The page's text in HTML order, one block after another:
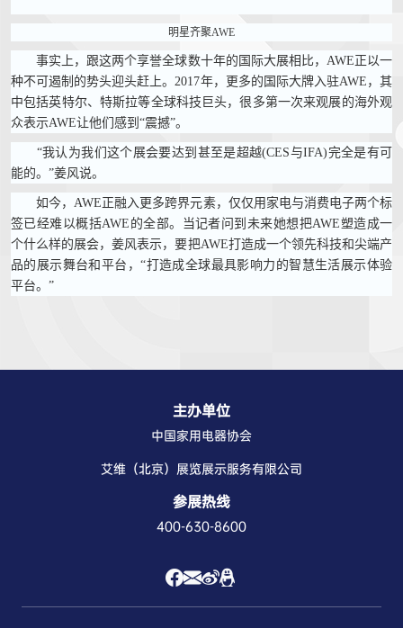
明星齐聚AWE
事实上，跟这两个享誉全球数十年的国际大展相比，AWE正以一
种不可遏制的势头迎头赶上。2017年，更多的国际大牌入驻AWE，其
中包括英特尔、特斯拉等全球科技巨头，很多第一次来观展的海外观
众表示AWE让他们感到“震撼”。
“我认为我们这个展会要达到甚至是超越(CES与IFA)完全是有可
能的。”姜风说。
如今，AWE正融入更多跨界元素，仅仅用家电与消费电子两个标
签已经难以概括AWE的全部。当记者问到未来她想把AWE塑造成一
个什么样的展会，姜风表示，要把AWE打造成一个领先科技和尖端产
品的展示舞台和平台，“打造成全球最具影响力的智慧生活展示体验
平台。”
主办单位
中国家用电器协会
艾维（北京）展览展示服务有限公司
参展热线
400-630-8600